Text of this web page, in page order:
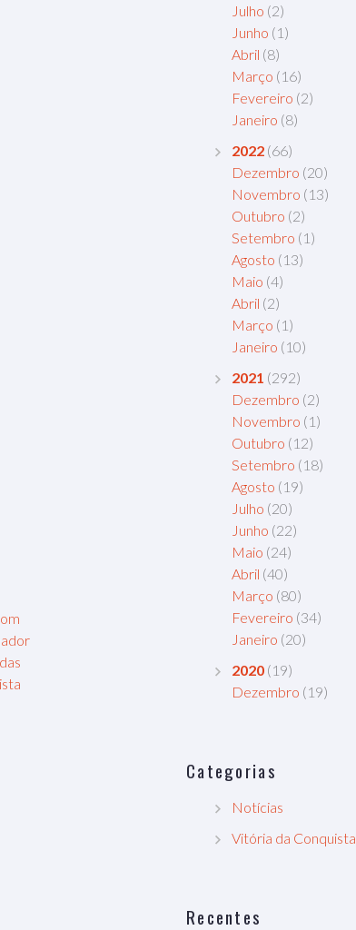
Julho (2)
Junho (1)
Abril (8)
Março (16)
Fevereiro (2)
Janeiro (8)
2022 (66)
Dezembro (20)
Novembro (13)
Outubro (2)
Setembro (1)
Agosto (13)
Maio (4)
Abril (2)
Março (1)
Janeiro (10)
2021 (292)
Dezembro (2)
Novembro (1)
Outubro (12)
Setembro (18)
Agosto (19)
Julho (20)
Junho (22)
Maio (24)
Abril (40)
Março (80)
Fevereiro (34)
Janeiro (20)
2020 (19)
Dezembro (19)
Categorias
Notícias
Vitória da Conquista
Recentes